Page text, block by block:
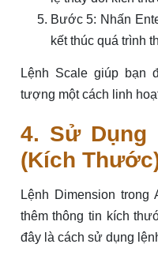
Bước 5: Nhấn
kết thúc quá trình
Lệnh Scale giúp bạn
tượng một cách linh
4. Sử Dụng
(Kích
Lệnh Dimension
thêm thông tin kích
đây là cách sử dụng